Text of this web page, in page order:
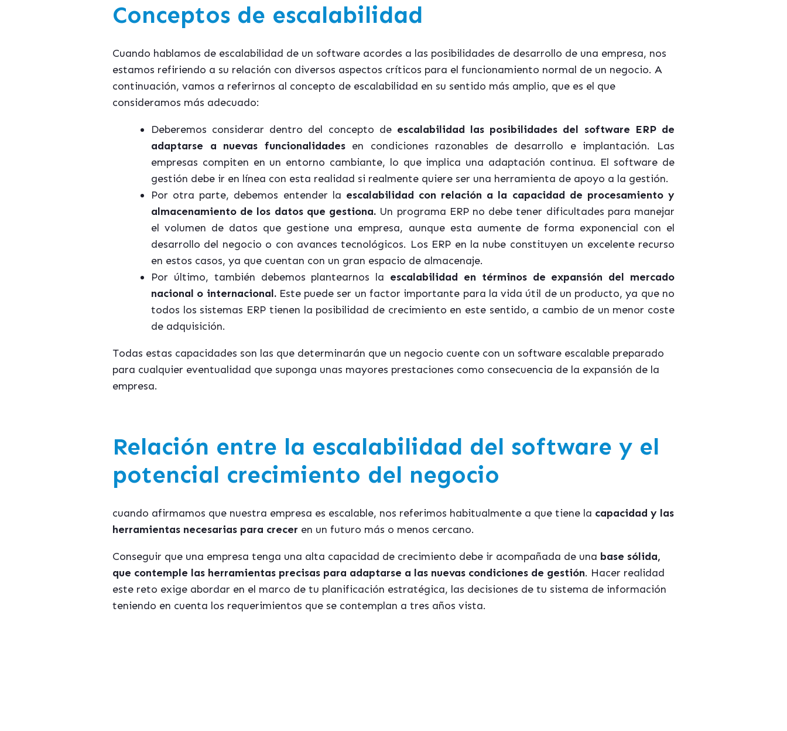
Conceptos de escalabilidad
Cuando hablamos de escalabilidad de un software acordes a las posibilidades de desarrollo de una empresa, nos
estamos refiriendo a su relación con diversos aspectos críticos para el funcionamiento normal de un negocio. A
continuación, vamos a referirnos al concepto de escalabilidad en su sentido más amplio, que es el que
consideramos más adecuado:
Deberemos considerar dentro del concepto de escalabilidad las posibilidades del software ERP de
adaptarse a nuevas funcionalidadesen condiciones razonables de desarrollo e implantación. Las
empresas compiten en un entorno cambiante, lo que implica una adaptación continua. El software de
gestión debe ir en línea con esta realidad si realmente quiere ser una herramienta de apoyo a la gestión.
Por otra parte, debemos entender la escalabilidad con relación a la capacidad de procesamiento y
almacenamiento de los datos que gestiona. Un programa ERP no debe tener dificultades para manejar
el volumen de datos que gestione una empresa, aunque esta aumente de forma exponencial con el
desarrollo del negocio o con avances tecnológicos. Los ERP en la nube constituyen un excelente recurso
en estos casos, ya que cuentan con un gran espacio de almacenaje.
Por último, también debemos plantearnos la escalabilidad en términos de expansión del mercado
nacional o internacional. Este puede ser un factor importante para la vida útil de un producto, ya que no
todos los sistemas ERP tienen la posibilidad de crecimiento en este sentido, a cambio de un menor coste
de adquisición.
Todas estas capacidades son las que determinarán que un negocio cuente con un software escalable preparado
para cualquier eventualidad que suponga unas mayores prestaciones como consecuencia de la expansión de la
empresa.
Relación entre la escalabilidad del software y el
potencial crecimiento del negocio
cuando afirmamos que nuestra empresa es escalable, nos referimos habitualmente a que tiene la capacidad y las
herramientas necesarias para crecer en un futuro más o menos cercano.
Conseguir que una empresa tenga una alta capacidad de crecimiento debe ir acompañada de una base sólida,
que contemple las herramientas precisas para adaptarse a las nuevas condiciones de gestión. Hacer realidad
este reto exige abordar en el marco de tu planificación estratégica, las decisiones de tu sistema de información
teniendo en cuenta los requerimientos que se contemplan a tres años vista.